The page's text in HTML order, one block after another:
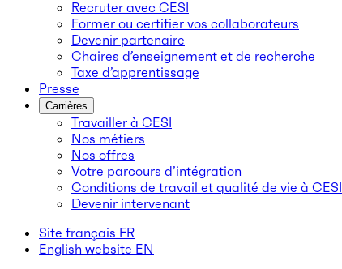
Recruter avec CESI
Former ou certifier vos collaborateurs
Devenir partenaire
Chaires d’enseignement et de recherche
Taxe d’apprentissage
Presse
Carrières
Travailler à CESI
Nos métiers
Nos offres
Votre parcours d’intégration
Conditions de travail et qualité de vie à CESI
Devenir intervenant
Site français FR
English website EN